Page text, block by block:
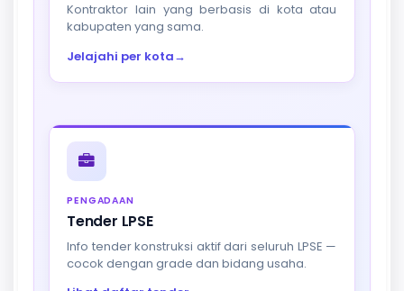
Kontraktor lain yang berbasis di kota atau
kabupaten yang sama.
Jelajahi per kota→
PENGADAAN
Tender LPSE
Info tender konstruksi aktif dari seluruh LPSE —
cocok dengan grade dan bidang usaha.